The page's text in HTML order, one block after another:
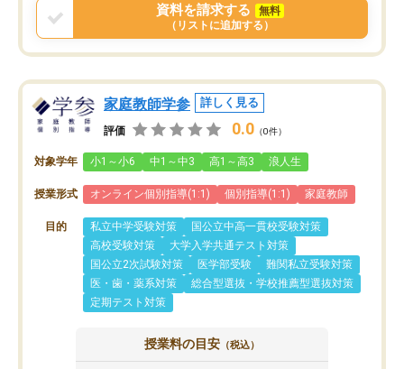
資料を請求する
無料
（リストに追加する）
家庭教師学参 詳しく見る
評価 0.0 （0件）
対象学年 小1～小6 中1～中3 高1～高3 浪人生
授業形式 オンライン個別指導(1:1) 個別指導(1:1) 家庭教師
目的 私立中学受験対策
国公立中高一貫校受験対策
高校受験対策
大学入学共通テスト対策
国公立2次試験対策
医学部受験
難関私立受験対策
医・歯・薬系対策
総合型選抜・学校推薦型選抜対策
定期テスト対策
授業料の目安 （税込）